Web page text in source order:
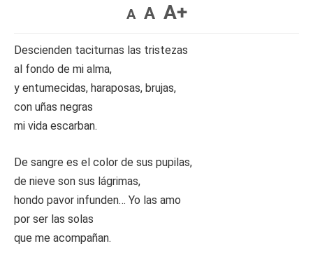
A A A+
Descienden taciturnas las tristezas
al fondo de mi alma,
y entumecidas, haraposas, brujas,
con uñas negras
mi vida escarban.
De sangre es el color de sus pupilas,
de nieve son sus lágrimas,
hondo pavor infunden… Yo las amo
por ser las solas
que me acompañan.